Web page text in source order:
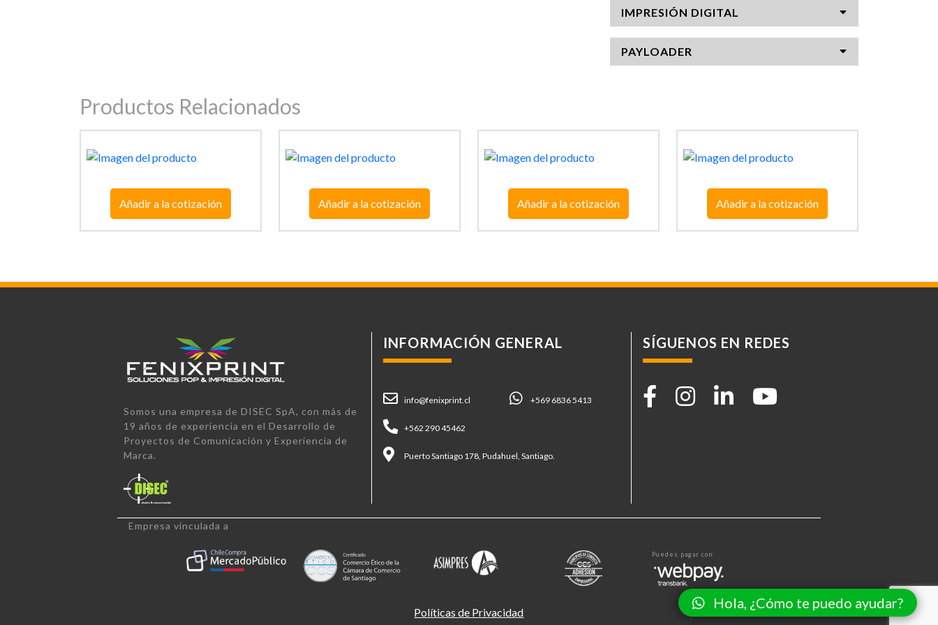
Hola, ¿Cómo te puedo ayudar?
IMPRESIÓN DIGITAL
PAYLOADER
Productos Relacionados
Añadir a la cotización Añadir a la cotización Añadir a la cotización Añadir a la cotización
Somos una empresa de DISEC SpA, con más de
19 años de experiencia en el Desarrollo de
Proyectos de Comunicación y Experiencia de
Marca.
INFORMACIÓN GENERAL
info@fenixprint.cl +569 6836 5413
+562 290 45462
Puerto Santiago 178, Pudahuel, Santiago.
SÍGUENOS EN REDES
Empresa vinculada a
Puedes pagar con:
Políticas de Privacidad